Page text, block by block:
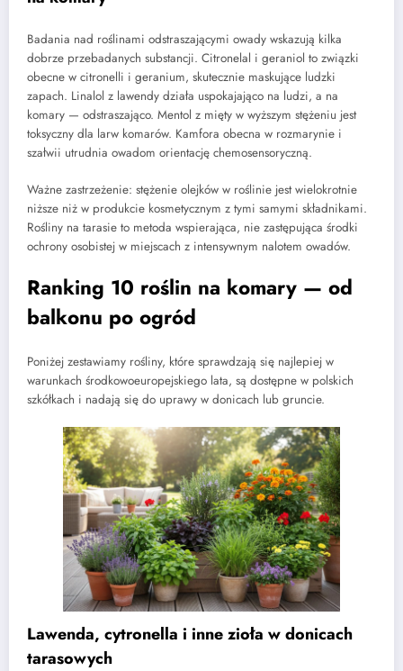
Badania nad roślinami odstraszającymi owady wskazują kilka
dobrze przebadanych substancji. Citronelal i geraniol to związki
obecne w citronelli i geranium, skutecznie maskujące ludzki
zapach. Linalol z lawendy działa uspokajająco na ludzi, a na
komary — odstraszająco. Mentol z mięty w wyższym stężeniu jest
toksyczny dla larw komarów. Kamfora obecna w rozmarynie i
szałwii utrudnia owadom orientację chemosensoryczną.
Ważne zastrzeżenie: stężenie olejków w roślinie jest wielokrotnie
niższe niż w produkcie kosmetycznym z tymi samymi składnikami.
Rośliny na tarasie to metoda wspierająca, nie zastępująca środki
ochrony osobistej w miejscach z intensywnym nalotem owadów.
Ranking 10 roślin na komary — od
balkonu po ogród
Poniżej zestawiamy rośliny, które sprawdzają się najlepiej w
warunkach środkowoeuropejskiego lata, są dostępne w polskich
szkółkach i nadają się do uprawy w donicach lub gruncie.
Lawenda, cytronella i inne zioła w donicach
tarasowych